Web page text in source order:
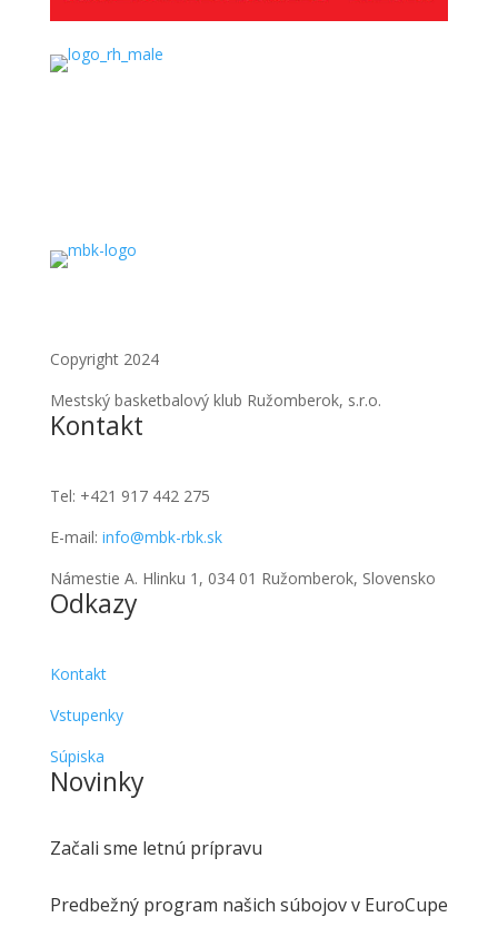
Copyright 2024
Mestský basketbalový klub Ružomberok, s.r.o.
Kontakt
Tel: +421 917 442 275
E-mail: info@mbk-rbk.sk
Námestie A. Hlinku 1, 034 01 Ružomberok, Slovensko
Odkazy
Kontakt
Vstupenky
Súpiska
Novinky
Začali sme letnú prípravu
Predbežný program našich súbojov v EuroCupe